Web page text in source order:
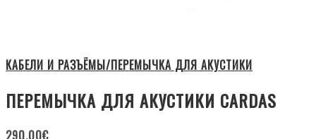
КАБЕЛИ И РАЗЪЁМЫ/ПЕРЕМЫЧКА ДЛЯ АКУСТИКИ
ПЕРЕМЫЧКА ДЛЯ АКУСТИКИ CARDAS
290.00€